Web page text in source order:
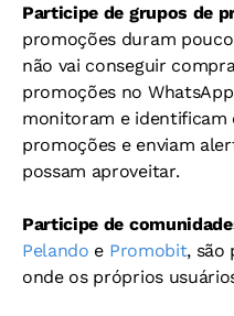
Participe de grupos de
promoções duram
não vai conseguir
promoções no
monitoram e identificam
promoções e enviam
possam aproveitar.
Participe de
Pelando e Promobit, são
onde os próprios